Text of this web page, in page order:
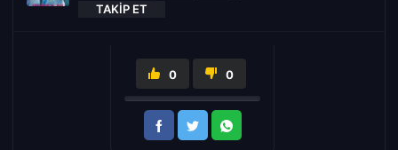
TAKIP ET
0 0